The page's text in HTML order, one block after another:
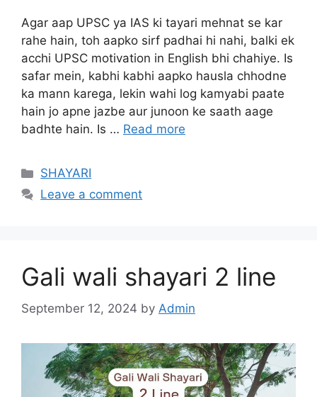
Agar aap UPSC ya IAS ki tayari mehnat se kar
rahe hain, toh aapko sirf padhai hi nahi, balki ek
acchi UPSC motivation in English bhi chahiye. Is
safar mein, kabhi kabhi aapko hausla chhodne
ka mann karega, lekin wahi log kamyabi paate
hain jo apne jazbe aur junoon ke saath aage
badhte hain. Is … Read more
Categories
SHAYARI
Leave a comment
Gali wali shayari 2 line
September 12, 2024 by Admin